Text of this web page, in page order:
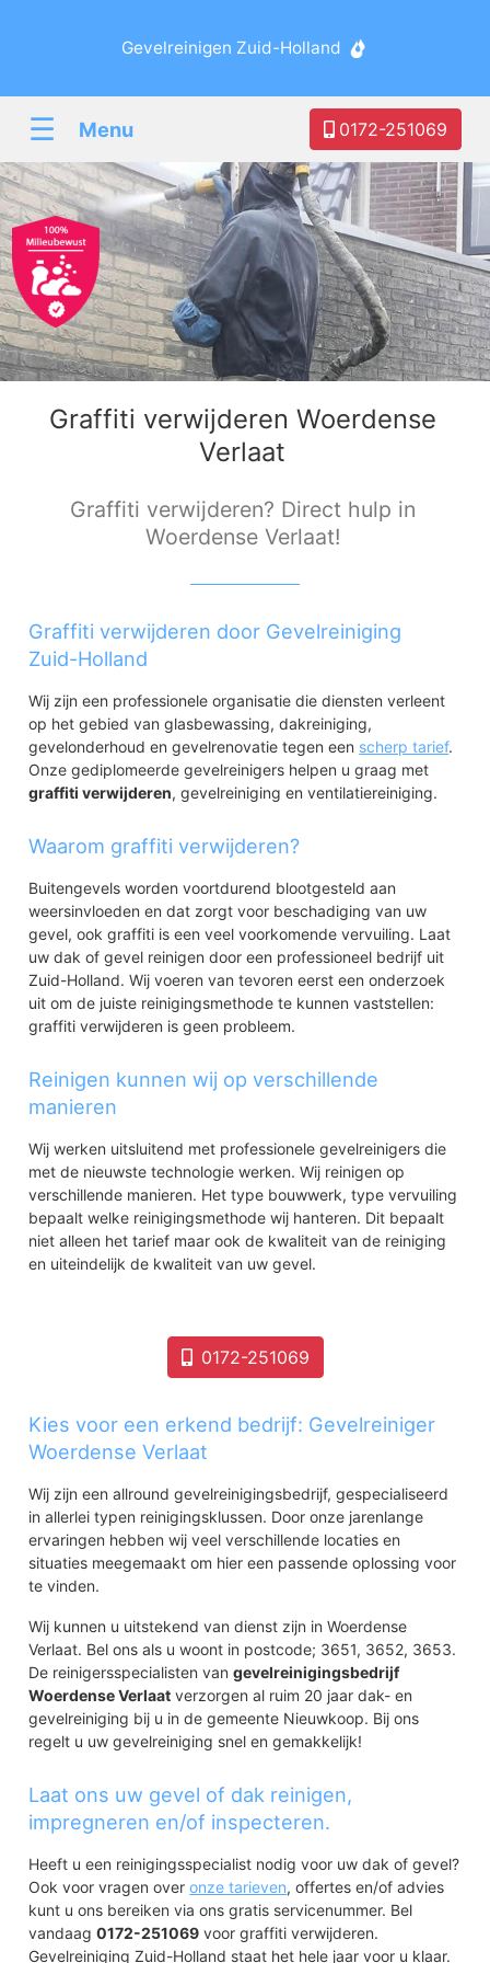
Gevelreinigen Zuid-Holland
☰ Menu 0172-251069
Graffiti verwijderen Woerdense
Verlaat
Graffiti verwijderen? Direct hulp in
Woerdense Verlaat!
Graffiti verwijderen door Gevelreiniging
Zuid-Holland
Wij zijn een professionele organisatie die diensten verleent
op het gebied van glasbewassing, dakreiniging,
gevelonderhoud en gevelrenovatie tegen een scherp tarief.
Onze gediplomeerde gevelreinigers helpen u graag met
graffiti verwijderen, gevelreiniging en ventilatiereiniging.
Waarom graffiti verwijderen?
Buitengevels worden voortdurend blootgesteld aan
weersinvloeden en dat zorgt voor beschadiging van uw
gevel, ook graffiti is een veel voorkomende vervuiling. Laat
uw dak of gevel reinigen door een professioneel bedrijf uit
Zuid-Holland. Wij voeren van tevoren eerst een onderzoek
uit om de juiste reinigingsmethode te kunnen vaststellen:
graffiti verwijderen is geen probleem.
Reinigen kunnen wij op verschillende
manieren
Wij werken uitsluitend met professionele gevelreinigers die
met de nieuwste technologie werken. Wij reinigen op
verschillende manieren. Het type bouwwerk, type vervuiling
bepaalt welke reinigingsmethode wij hanteren. Dit bepaalt
niet alleen het tarief maar ook de kwaliteit van de reiniging
en uiteindelijk de kwaliteit van uw gevel.
0172-251069
Kies voor een erkend bedrijf: Gevelreiniger
Woerdense Verlaat
Wij zijn een allround gevelreinigingsbedrijf, gespecialiseerd
in allerlei typen reinigingsklussen. Door onze jarenlange
ervaringen hebben wij veel verschillende locaties en
situaties meegemaakt om hier een passende oplossing voor
te vinden.
Wij kunnen u uitstekend van dienst zijn in Woerdense
Verlaat. Bel ons als u woont in postcode; 3651, 3652, 3653.
De reinigersspecialisten vangevelreinigingsbedrijf
Woerdense Verlaat verzorgen al ruim 20 jaar dak- en
gevelreiniging bij u in de gemeente Nieuwkoop. Bij ons
regelt u uw gevelreiniging snel en gemakkelijk!
Laat ons uw gevel of dak reinigen,
impregneren en/of inspecteren.
Heeft u een reinigingsspecialist nodig voor uw dak of gevel?
Ook voor vragen overonze tarieven, offertes en/of advies
kunt u ons bereiken via ons gratis servicenummer. Bel
vandaag0172-251069 voor graffiti verwijderen.
Gevelreiniging Zuid-Holland staat het hele jaar voor u klaar.